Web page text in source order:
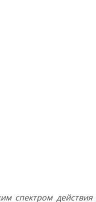
спектром действия